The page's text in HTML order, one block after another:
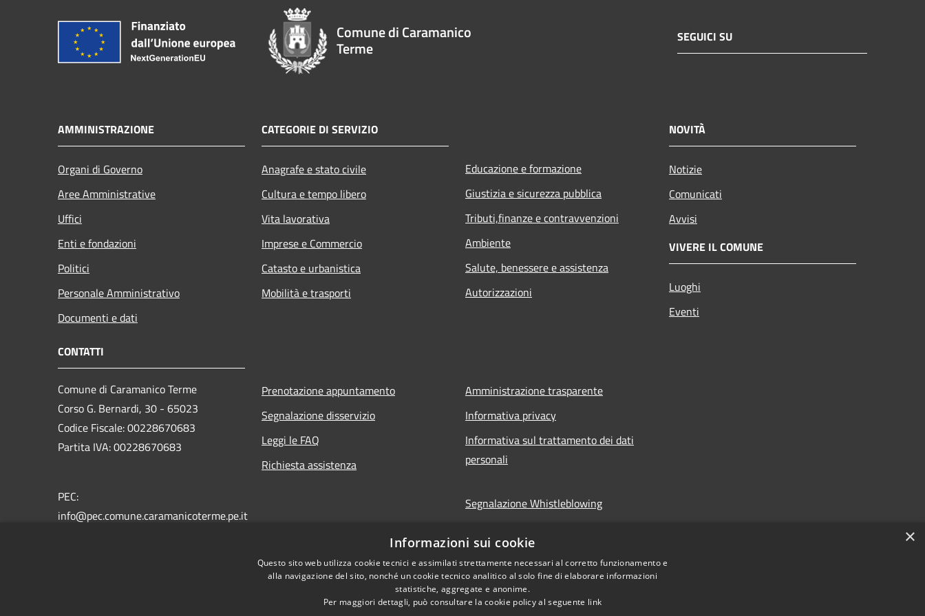
Comune di Caramanico
Terme
SEGUICI SU
AMMINISTRAZIONE
Organi di Governo
Aree Amministrative
Uffici
Enti e fondazioni
Politici
Personale Amministrativo
Documenti e dati
CATEGORIE DI SERVIZIO
Anagrafe e stato civile
Cultura e tempo libero
Vita lavorativa
Imprese e Commercio
Catasto e urbanistica
Mobilità e trasporti
Educazione e formazione
Giustizia e sicurezza pubblica
Tributi,finanze e contravvenzioni
Ambiente
Salute, benessere e assistenza
Autorizzazioni
NOVITÀ
Notizie
Comunicati
Avvisi
VIVERE IL COMUNE
Luoghi
Eventi
CONTATTI
Comune di Caramanico Terme
Corso G. Bernardi, 30 - 65023
Codice Fiscale: 00228670683
Partita IVA: 00228670683
PEC:
info@pec.comune.caramanicoterme.pe.it
Prenotazione appuntamento
Segnalazione disservizio
Leggi le FAQ
Richiesta assistenza
Amministrazione trasparente
Informativa privacy
Informativa sul trattamento dei dati
personali
Segnalazione Whistleblowing
Dichiarazione di accessibilità
×
Informazioni sui cookie
Questo sito web utilizza cookie tecnici e assimilati strettamente necessari al corretto funzionamento e
alla navigazione del sito, nonché un cookie tecnico analitico al solo fine di elaborare informazioni
statistiche, aggregate e anonime.
Per maggiori dettagli, può consultare la cookie policy al seguente link